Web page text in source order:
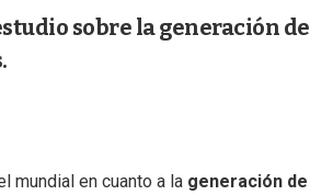
sobre la generación de
mundial en cuanto a la generación de